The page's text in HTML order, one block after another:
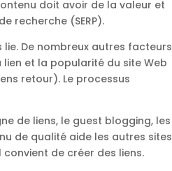
doit avoir de la valeur et
recherche (SERP).
lie. De nombreux autres facteurs
et la popularité du site Web
retour). Le processus
de liens, le guest blogging, les
de qualité aide les autres sites
de créer des liens.